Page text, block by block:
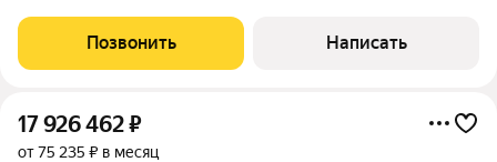
ремонт в светлых тонах, остается вся встроенная мебель.
Продуманные места хранения,
Позвонить Написать
17 926 462₽
от 75 235 ₽ в месяц